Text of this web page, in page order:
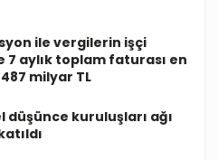
ile vergilerin işçi
aylık toplam faturası en
milyar TL
düşünce kuruluşları ağı